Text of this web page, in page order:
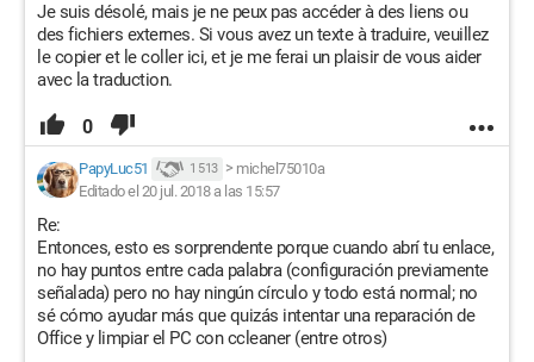
Je suis désolé, mais je ne peux pas accéder à des liens ou
des fichiers externes. Si vous avez un texte à traduire, veuillez
le copier et le coller ici, et je me ferai un plaisir de vous aider
avec la traduction.
0
PapyLuc51 1 513 > michel75010a
Editado el 20 jul. 2018 a las 15:57
Re:
Entonces, esto es sorprendente porque cuando abrí tu enlace,
no hay puntos entre cada palabra (configuración previamente
señalada) pero no hay ningún círculo y todo está normal; no
sé cómo ayudar más que quizás intentar una reparación de
Office y limpiar el PC con ccleaner (entre otros)